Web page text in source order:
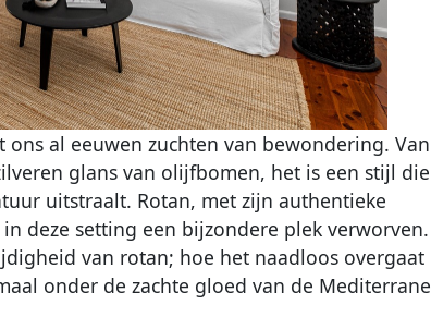
al eeuwen zuchten van bewondering. Van
glans van olijfbomen, het is een stijl die
uitstraalt. Rotan, met zijn authentieke
deze setting een bijzondere plek verworven.
van rotan; hoe het naadloos overgaat
onder de zachte gloed van de Mediterrane